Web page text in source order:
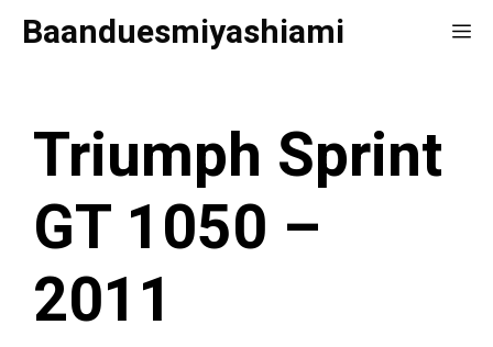
SaltarBaanduesmiyashiami
Triumph Sprint
GT 1050 –
2011